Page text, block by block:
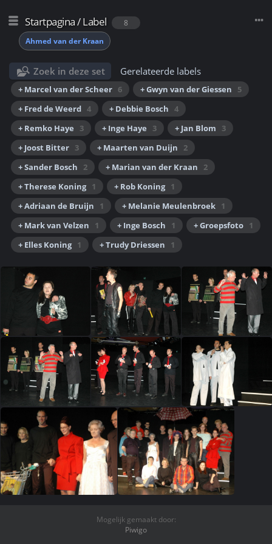
Startpagina/Label
8
Ahmed van der Kraan
Zoek in deze set Gerelateerde labels
+ Marcel van der Scheer 6 + Gwyn van der Giessen
5
+ Fred de Weerd 4 + Debbie Bosch 4
+ Remko Haye
3 + Inge Haye 3 + Jan Blom
3
+ Joost Bitter 3 + Maarten van Duijn
2
+ Sander Bosch
2 + Marian van der Kraan
2
+ Therese Koning 1 + Rob Koning 1
+ Adriaan de Bruijn
1 + Melanie Meulenbroek 1
+ Mark van Velzen
1 + Inge Bosch 1 + Groepsfoto 1
+ Elles Koning 1 + Trudy Driessen 1
Mogelijk gemaakt door:
Piwigo